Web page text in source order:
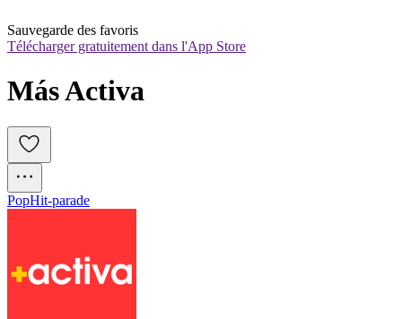
Sauvegarde des favoris
Télécharger gratuitement dans l'App Store
Más Activa
PopHit-parade